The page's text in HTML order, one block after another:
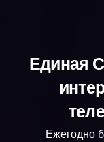
Единая
Ежегодно